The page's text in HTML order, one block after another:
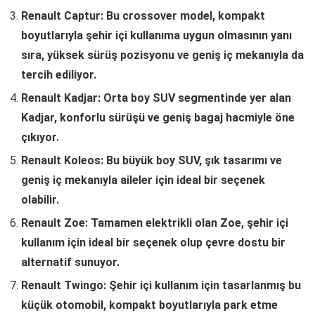
Renault Captur: Bu crossover model, kompakt
boyutlarıyla şehir içi kullanıma uygun olmasının yanı
sıra, yüksek sürüş pozisyonu ve geniş iç mekanıyla da
tercih ediliyor.
Renault Kadjar: Orta boy SUV segmentinde yer alan
Kadjar, konforlu sürüşü ve geniş bagaj hacmiyle öne
çıkıyor.
Renault Koleos: Bu büyük boy SUV, şık tasarımı ve
geniş iç mekanıyla aileler için ideal bir seçenek
olabilir.
Renault Zoe: Tamamen elektrikli olan Zoe, şehir içi
kullanım için ideal bir seçenek olup çevre dostu bir
alternatif sunuyor.
Renault Twingo: Şehir içi kullanım için tasarlanmış bu
küçük otomobil, kompakt boyutlarıyla park etme